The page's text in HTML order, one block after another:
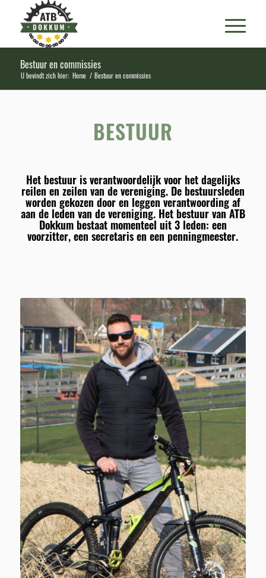
Bestuur en commissies
U bevindt zich hier: Home / Bestuur en commissies
BESTUUR
Het bestuur is verantwoordelijk voor het dagelijks
reilen en zeilen van de vereniging. De bestuursleden
worden gekozen door en leggen verantwoording af
aan de leden van de vereniging. Het bestuur van ATB
Dokkum bestaat momenteel uit 3 leden: een
voorzitter, een secretaris en een penningmeester.